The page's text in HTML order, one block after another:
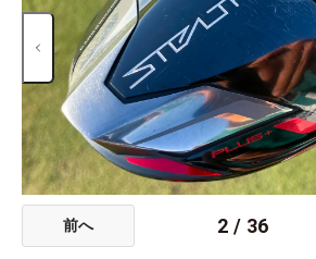
前へ 2 / 36